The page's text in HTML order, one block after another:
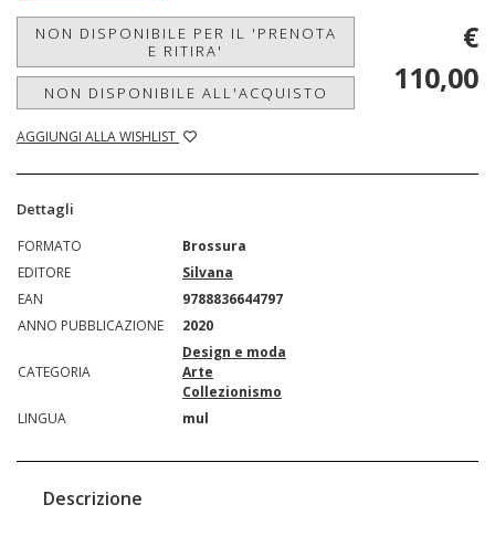
NON DISPONIBILE PER IL 'PRENOTA
E RITIRA'
NON DISPONIBILE ALL'ACQUISTO
AGGIUNGI ALLA WISHLIST
€
110,00
Dettagli
FORMATO
Brossura
EDITORE
Silvana
EAN
9788836644797
ANNO PUBBLICAZIONE
2020
CATEGORIA
Design e moda
Arte
Collezionismo
LINGUA
mul
Descrizione